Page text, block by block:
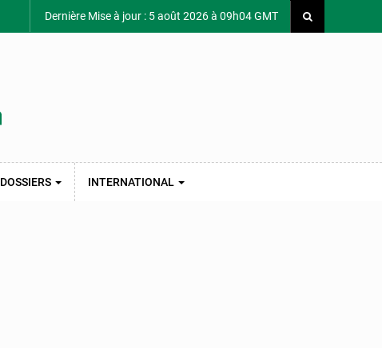
Dernière Mise à jour : 5 août 2026 à 09h04 GMT
DOSSIERS INTERNATIONAL